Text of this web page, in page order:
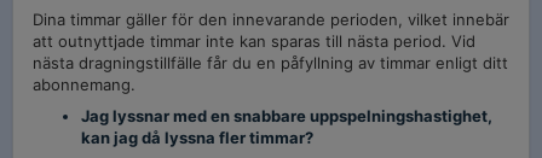
Dina timmar gäller för den innevarande perioden, vilket innebär
att outnyttjade timmar inte kan sparas till nästa period. Vid
nästa dragningstillfälle får du en påfyllning av timmar enligt ditt
abonnemang.
Jag lyssnar med en snabbare uppspelningshastighet,
kan jag då lyssna fler timmar?